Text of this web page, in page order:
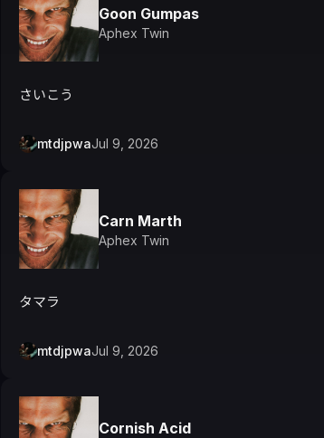
Goon Gumpas
Aphex Twin
さいこう
mtdjpwaJul 9, 2026
Carn Marth
Aphex Twin
タマラ
mtdjpwaJul 9, 2026
Cornish Acid